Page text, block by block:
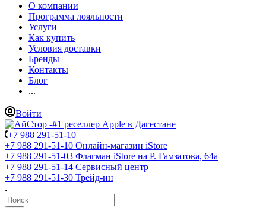
О компании
Программа лояльности
Услуги
Как купить
Условия доставки
Бренды
Контакты
Блог
...
Войти
+7 988 291-51-10
+7 988 291-51-10 Онлайн-магазин iStore
+7 988 291-51-03 Флагман iStore на Р. Гамзатова, 64а
+7 988 291-51-14 Сервисный центр
+7 988 291-51-30 Трейд-ин